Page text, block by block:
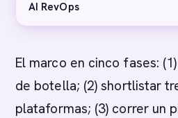
AI RevOps
El marco en cinco fases:
de botella; (2) shortlistar
plataformas; (3) correr un